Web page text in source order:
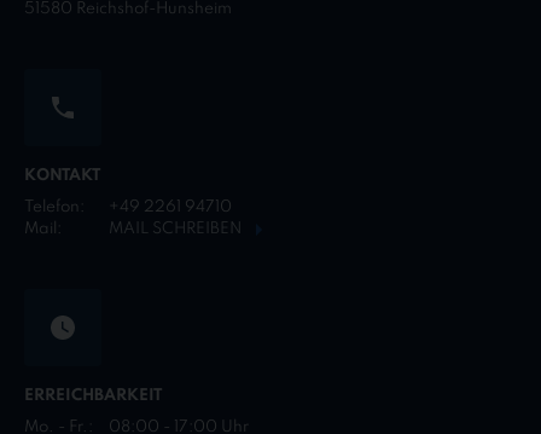
51580 Reichshof-Hunsheim
KONTAKT
Telefon:
+49 2261 94710
Mail:
MAIL SCHREIBEN
ERREICHBARKEIT
Mo. - Fr.:
08:00 - 17:00 Uhr